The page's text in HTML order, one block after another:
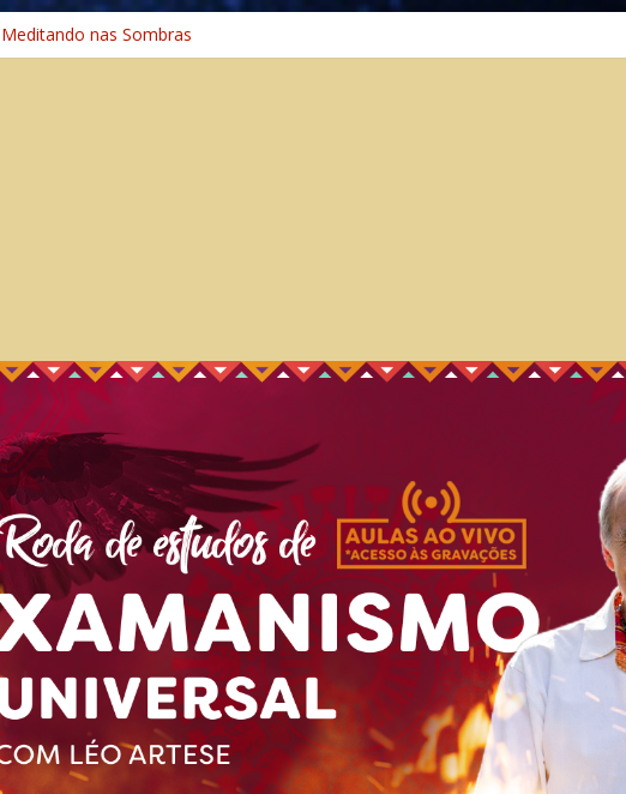
Imaginação na Cura
Meditando nas Sombras